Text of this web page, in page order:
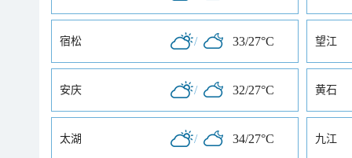
宿松 / 33/27°C 望江
安庆 / 32/27°C 黄石
太湖 / 34/27°C 九江